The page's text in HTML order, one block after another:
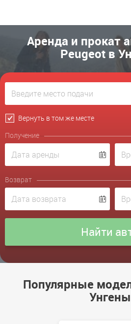
Аренда и прокат
Peugeot в
Вернуть в том же месте
Получение
Возврат
Популярные
Унгены